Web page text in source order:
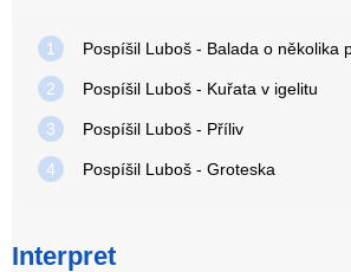
1 Pospíšil Luboš - Balada o několika
2 Pospíšil Luboš - Kuřata v igelitu
3 Pospíšil Luboš - Příliv
4 Pospíšil Luboš - Groteska
Interpret